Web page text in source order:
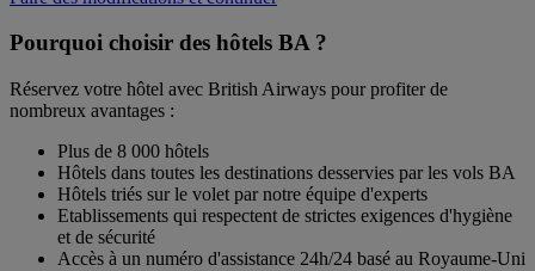
Pourquoi choisir des hôtels BA ?
Réservez votre hôtel avec British Airways pour profiter de
nombreux avantages :
Plus de 8 000 hôtels
Hôtels dans toutes les destinations desservies par les vols BA
Hôtels triés sur le volet par notre équipe d'experts
Etablissements qui respectent de strictes exigences d'hygiène
et de sécurité
Accès à un numéro d'assistance 24h/24 basé au Royaume-Uni